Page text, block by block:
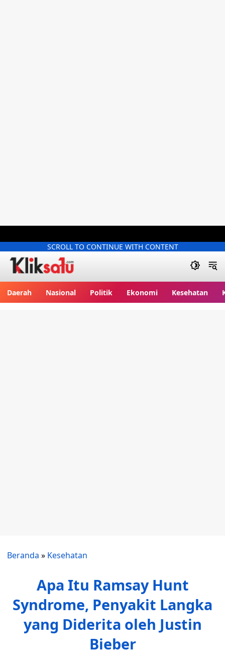
SCROLL TO CONTINUE WITH CONTENT
Daerah Nasional Politik Ekonomi Kesehatan
Beranda » Kesehatan
Apa Itu Ramsay Hunt
Syndrome, Penyakit Langka
yang Diderita oleh Justin
Bieber